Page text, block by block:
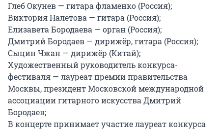
Глеб Окунев — гитара фламенко (Россия);
Виктория Налетова — гитара (Россия);
Елизавета Бородаева — орган (Россия);
Дмитрий Бородаев — дирижёр, гитара (Россия);
Сыцин Чжан — дирижёр (Китай);
Художественный руководитель конкурса-
фестиваля — лауреат премии правительства
Москвы, президент Московской международной
ассоциации гитарного искусства Дмитрий
Бородаев;
В концерте принимает участие лауреат конкурса